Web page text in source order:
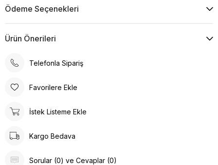
Ödeme Seçenekleri
Ürün Önerileri
Telefonla Sipariş
Favorilere Ekle
İstek Listeme Ekle
Kargo Bedava
Sorular (0) ve Cevaplar (0)